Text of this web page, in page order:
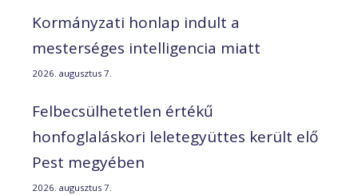
Kormányzati honlap indult a
mesterséges intelligencia miatt
2026. augusztus 7.
Felbecsülhetetlen értékű
honfoglaláskori leletegyüttes került elő
Pest megyében
2026. augusztus 7.